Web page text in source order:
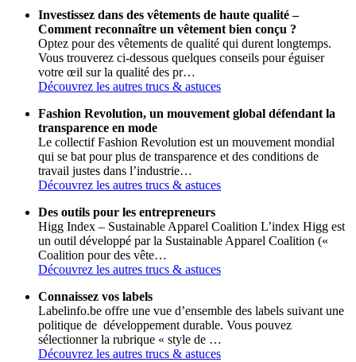
Investissez dans des vêtements de haute qualité –
Comment reconnaître un vêtement bien conçu ?
Optez pour des vêtements de qualité qui durent longtemps.
Vous trouverez ci-dessous quelques conseils pour éguiser
votre œil sur la qualité des pr…
Découvrez les autres trucs & astuces
Fashion Revolution, un mouvement global défendant la
transparence en mode
Le collectif Fashion Revolution est un mouvement mondial
qui se bat pour plus de transparence et des conditions de
travail justes dans l’industrie…
Découvrez les autres trucs & astuces
Des outils pour les entrepreneurs
Higg Index – Sustainable Apparel Coalition L’index Higg est
un outil développé par la Sustainable Apparel Coalition («
Coalition pour des vête…
Découvrez les autres trucs & astuces
Connaissez vos labels
Labelinfo.be offre une vue d’ensemble des labels suivant une
politique de développement durable. Vous pouvez
sélectionner la rubrique « style de …
Découvrez les autres trucs & astuces